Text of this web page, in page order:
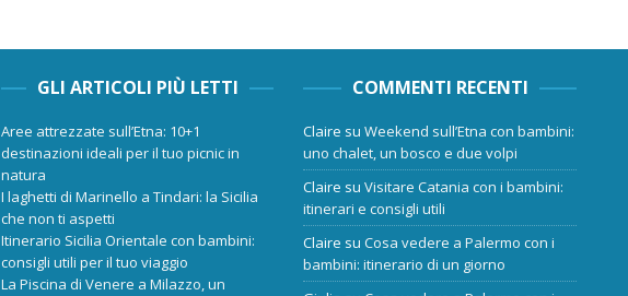
GLI ARTICOLI PIÙ LETTI
Aree attrezzate sull’Etna: 10+1
destinazioni ideali per il tuo picnic in
natura
I laghetti di Marinello a Tindari: la Sicilia
che non ti aspetti
Itinerario Sicilia Orientale con bambini:
consigli utili per il tuo viaggio
La Piscina di Venere a Milazzo, un
COMMENTI RECENTI
Claire suWeekend sull’Etna con bambini:
uno chalet, un bosco e due volpi
Claire suVisitare Catania con i bambini:
itinerari e consigli utili
Claire suCosa vedere a Palermo con i
bambini: itinerario di un giorno